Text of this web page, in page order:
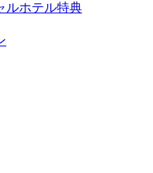
ルホテル特典